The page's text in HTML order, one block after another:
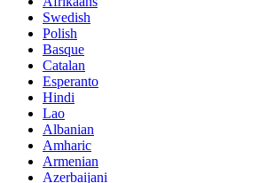
Swedish
Polish
Basque
Catalan
Esperanto
Hindi
Lao
Albanian
Amharic
Armenian
Azerbaijani